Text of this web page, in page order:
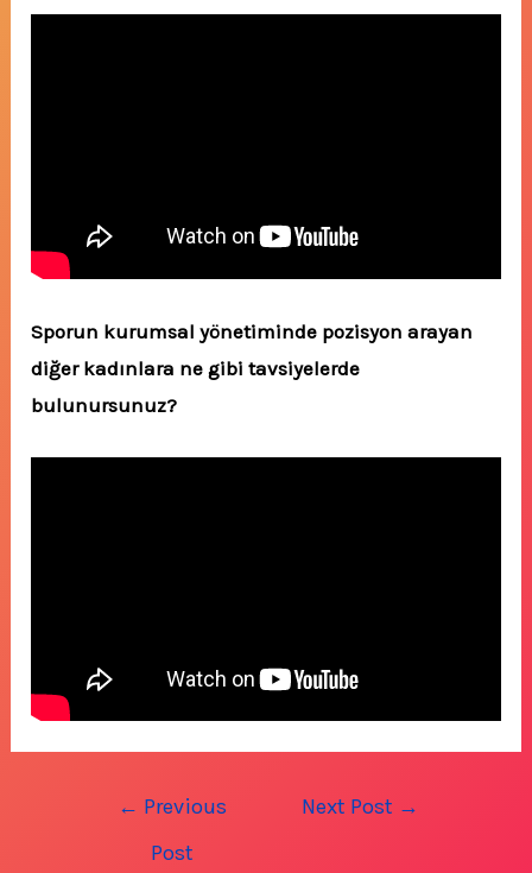
Sporun kurumsal yönetiminde pozisyon arayan
diğer kadınlara ne gibi tavsiyelerde
bulunursunuz?
← Previous
Post
Next Post →